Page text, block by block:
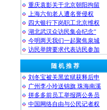
重庆袁影关于北京朝阳拘留
上海六旬老人遭名誉侵权
四大银行下岗职工北京维权
湖北武汉众访民集会纪念“
今明两天我们一起聚焦泉城
访民举牌要求代表访民参加
随 机 推 荐
刘冬宝被关黑监狱获释后申
广州李小玲送锦旗 珠海南溪
拼多多前员工举报两公务员
中国网络自由与公民记者权